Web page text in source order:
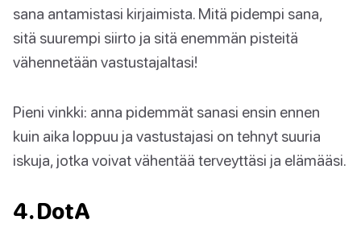
sana antamistasi kirjaimista. Mitä pidempi sana,
sitä suurempi siirto ja sitä enemmän pisteitä
vähennetään vastustajaltasi!
Pieni vinkki: anna pidemmät sanasi ensin ennen
kuin aika loppuu ja vastustajasi on tehnyt suuria
iskuja, jotka voivat vähentää terveyttäsi ja elämääsi.
4. DotA